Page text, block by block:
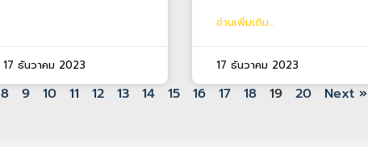
17 ธันวาคม 2023
อ่านเพิ่มเติม...
17 ธันวาคม 2023
8 9 10 11 12 13 14 15 16 17 18 19 20 Next »